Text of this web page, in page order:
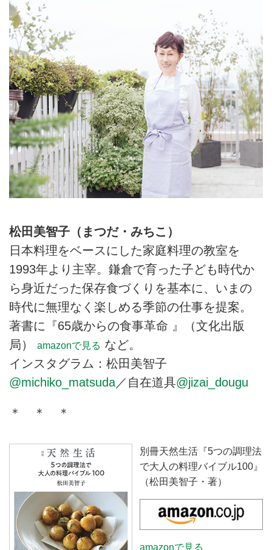
松田美智子（まつだ・みちこ）
日本料理をベースにした家庭料理の教室を
1993年より主宰。鎌倉で育った子ども時代か
ら身近だった保存食づくりを基本に、いまの
時代に無理なく楽しめる季節の仕事を提案。
著書に『65歳からの食事革命 』（文化出版
局）
amazonで見る など。
インスタグラム：松田美智子
@michiko_matsuda／自在道具@jizai_dougu
＊ ＊ ＊
別冊天然生活『5つの調理法
で大人の料理バイブル100』
（松田美智子・著）
amazonで見る